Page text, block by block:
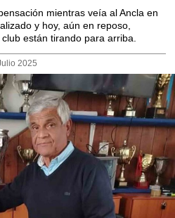
mientras veía al Ancla en
y hoy, aún en reposo,
están tirando para arriba.
2025